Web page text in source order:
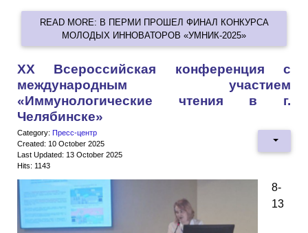
READ MORE: В ПЕРМИ ПРОШЕЛ ФИНАЛ КОНКУРСА
МОЛОДЫХ ИННОВАТОРОВ «УМНИК-2025»
ХX Всероссийская конференция с
международным участием
«Иммунологические чтения в г.
Челябинске»
Category: Пресс-центр
Created: 10 October 2025
Last Updated: 13 October 2025
Hits: 1143
8-
13